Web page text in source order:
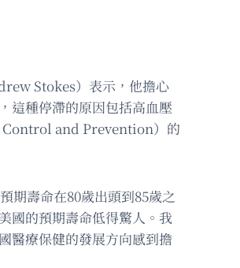
Stokes）表示，他擔心
這種停滯的原因包括高血壓
Control and Prevention）的
期壽命在80歲出頭到85歲之
國的預期壽命低得驚人。我
醫療保健的發展方向感到擔